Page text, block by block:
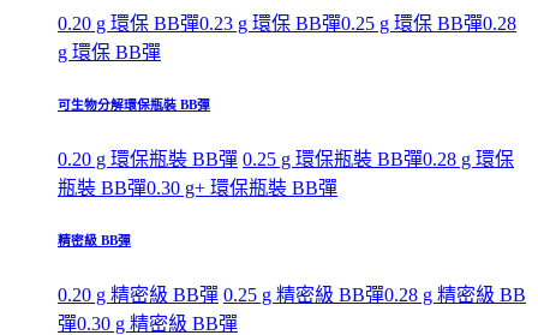
0.20 g 環保 BB彈0.23 g 環保 BB彈0.25 g 環保 BB彈0.28
g 環保 BB彈
可生物分解環保瓶裝 BB彈
0.20 g 環保瓶裝 BB彈 0.25 g 環保瓶裝 BB彈0.28 g 環保
瓶裝 BB彈0.30 g+ 環保瓶裝 BB彈
精密級 BB彈
0.20 g 精密級 BB彈 0.25 g 精密級 BB彈0.28 g 精密級 BB
彈0.30 g 精密級 BB彈